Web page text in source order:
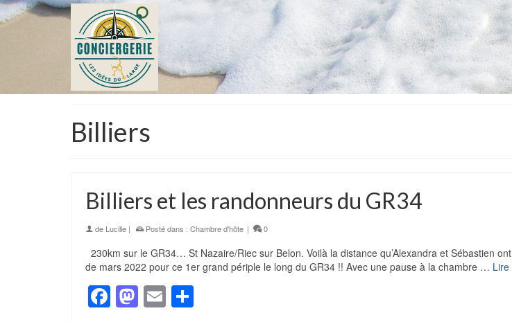
Billiers
Billiers et les randonneurs du GR34
de Lucille | Posté dans : Chambre d'hôte | 0
230km sur le GR34… St Nazaire/Riec sur Belon. Voilà la distance qu’Alexandra et Sébastien
de mars 2022 pour ce 1er grand périple le long du GR34 !! Avec une pause à la chambre …
Facebook
Mastodon
Email